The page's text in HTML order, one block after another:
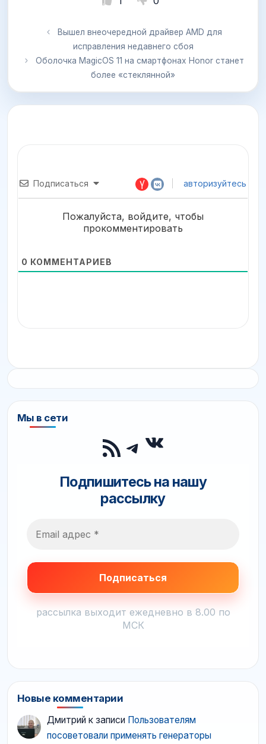
Вышел внеочередной драйвер AMD для
исправления недавнего сбоя
Оболочка MagicOS 11 на смартфонах Honor станет
более «стеклянной»
Подписаться авторизуйтесь
Пожалуйста, войдите, чтобы
прокомментировать
0 КОММЕНТАРИЕВ
Мы в сети
RSS-лента
Telegram
ВКонтакте
Подпишитесь на нашу
рассылку
рассылка выходит ежедневно в 8.00 по
МСК
Новые комментарии
Дмитрий к записи Пользователям
посоветовали применять генераторы